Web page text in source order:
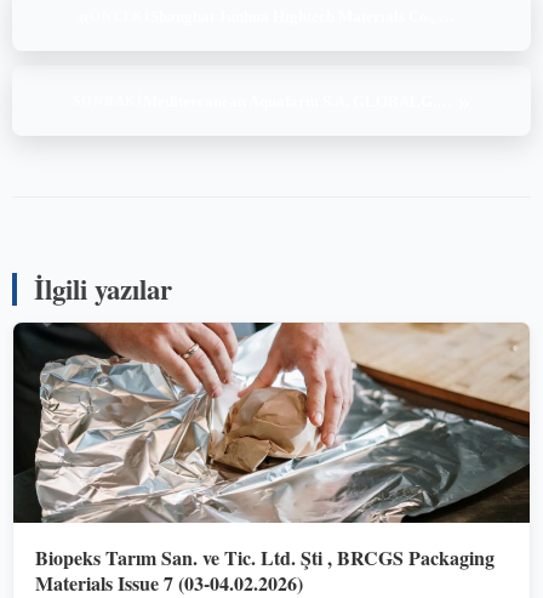
İlgili yazılar
Biopeks Tarım San. ve Tic. Ltd. Şti , BRCGS Packaging
Materials Issue 7 (03-04.02.2026)